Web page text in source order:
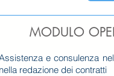
MODULO
e consulenza
nella redazione dei contratti